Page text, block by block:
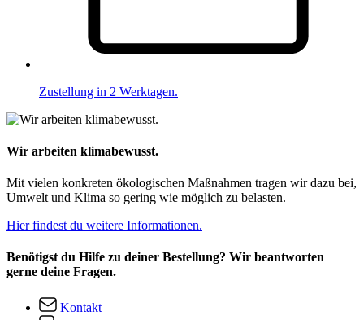
Zustellung in 2 Werktagen.
Wir arbeiten klimabewusst.
Mit vielen konkreten ökologischen Maßnahmen tragen wir dazu bei,
Umwelt und Klima so gering wie möglich zu belasten.
Hier findest du weitere Informationen.
Benötigst du Hilfe zu deiner Bestellung? Wir beantworten
gerne deine Fragen.
Kontakt